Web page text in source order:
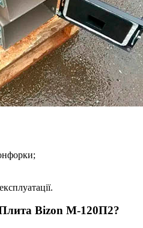
Bizon М-120П2?